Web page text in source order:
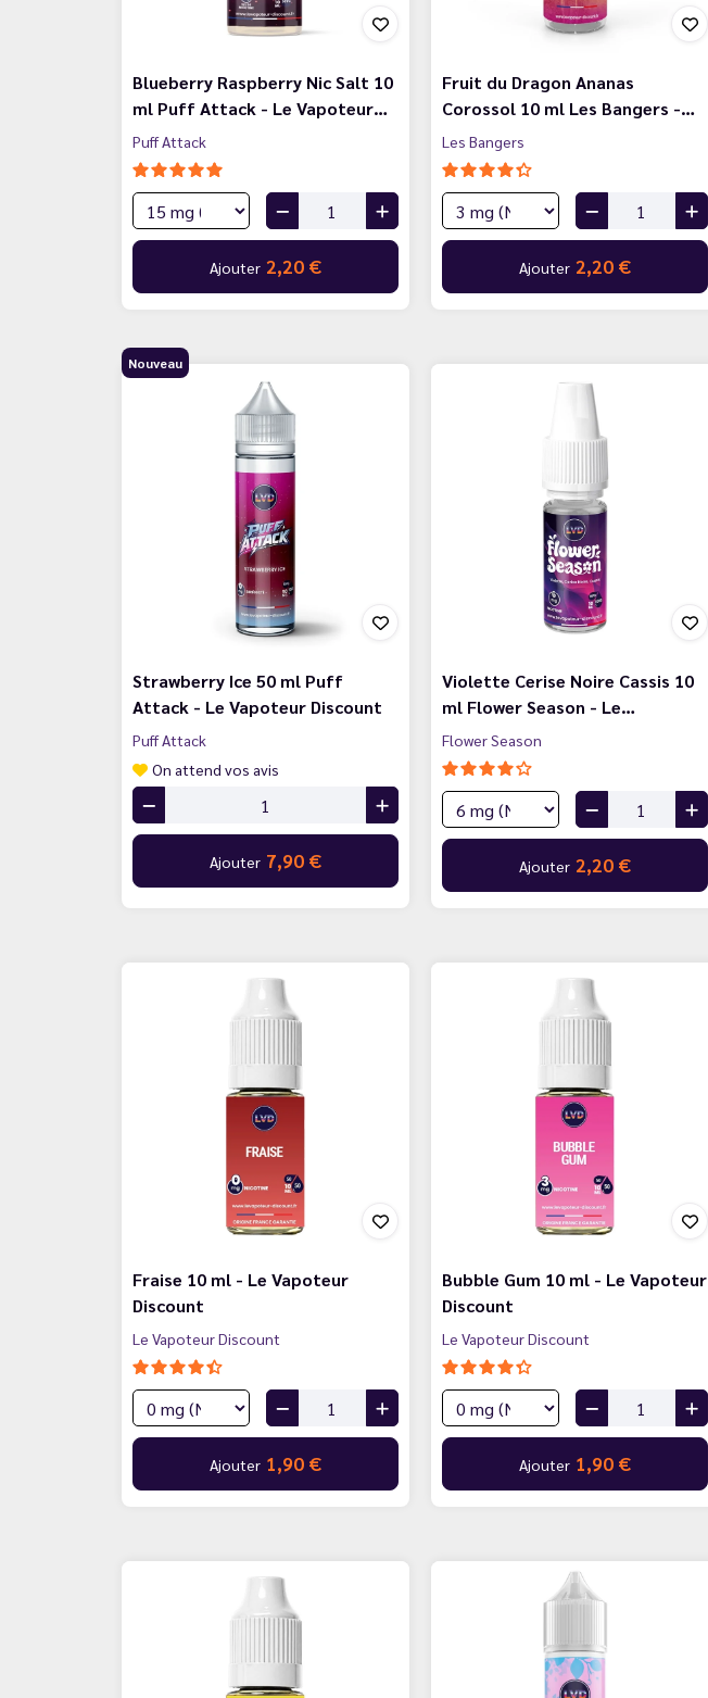
Blueberry Raspberry Nic Salt 10
ml Puff Attack - Le Vapoteur…
Puff Attack
Ajouter 2,20 €
Fruit du Dragon Ananas
Corossol 10 ml Les Bangers -…
Les Bangers
Ajouter 2,20 €
Nouveau
Strawberry Ice 50 ml Puff
Attack - Le Vapoteur Discount
Puff Attack
On attend vos avis
Ajouter 7,90 €
Violette Cerise Noire Cassis 10
ml Flower Season - Le…
Flower Season
Ajouter 2,20 €
Fraise 10 ml - Le Vapoteur
Discount
Le Vapoteur Discount
Ajouter 1,90 €
Bubble Gum 10 ml - Le Vapoteur
Discount
Le Vapoteur Discount
Ajouter 1,90 €